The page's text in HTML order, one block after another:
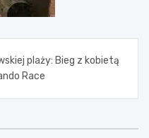
plaży: Bieg z kobietą
Race